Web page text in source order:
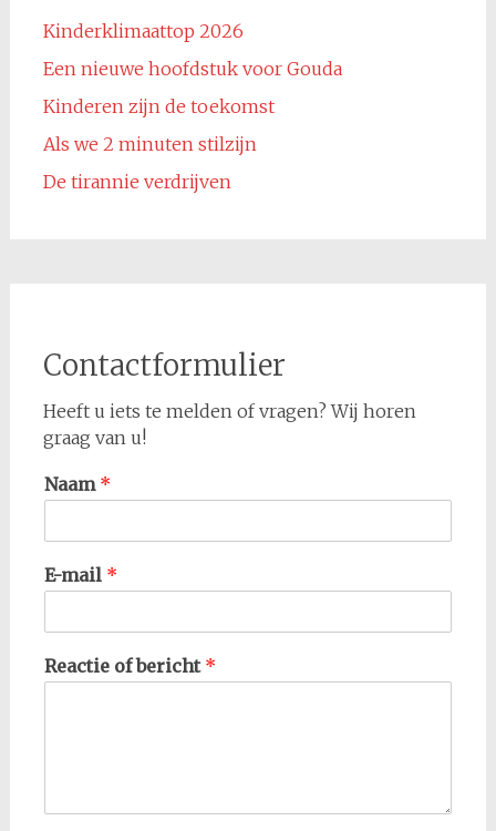
Kinderklimaattop 2026
Een nieuwe hoofdstuk voor Gouda
Kinderen zijn de toekomst
Als we 2 minuten stilzijn
De tirannie verdrijven
Contactformulier
Heeft u iets te melden of vragen? Wij horen
graag van u!
Naam *
E-mail *
Reactie of bericht *